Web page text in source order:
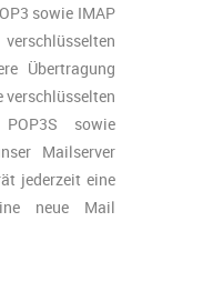
sowie IMAP
Übertragung
verschlüsselten
sowie
Mailserver
jederzeit eine
neue Mail